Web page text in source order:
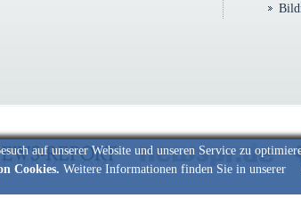
auf unserer Website und unseren Service zu
Cookies. Weitere Informationen finden Sie in unserer